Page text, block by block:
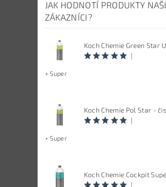
JAK HODNOTÍ PRODUKTY NAŠI
ZÁKAZNÍCI?
|
+ Super
|
+ Super
|